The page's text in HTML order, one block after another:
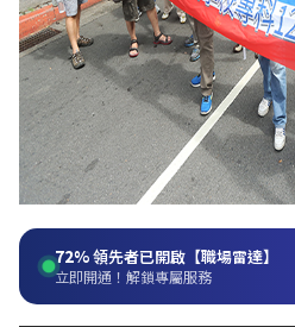
72%領先者已開啟【職場雷達】
立即開通！解鎖專屬服務